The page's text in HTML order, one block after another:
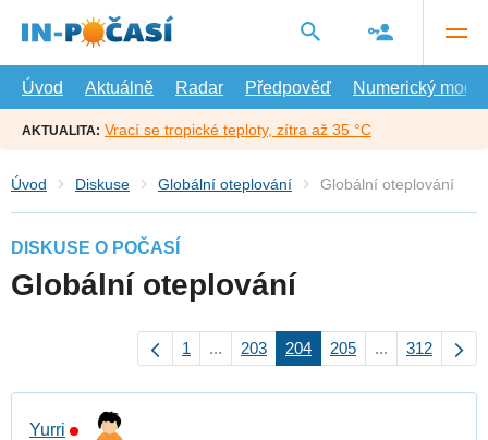
hlavní
Úvod
Aktuálně Radar Předpověď Numerický model
AKTUALITA: Vrací se tropické teploty, zítra až 35 °C
Úvod Diskuse Globální oteplování Globální oteplování
DISKUSE O POČASÍ
Globální oteplování
1 ... 203 204 205 ... 312
Yurri